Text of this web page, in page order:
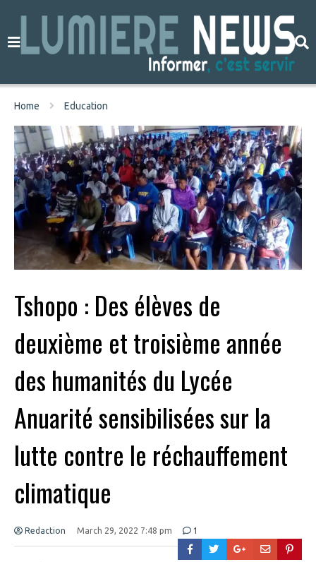
Home Education
Tshopo : Des élèves de
deuxième et troisième année
des humanités du Lycée
Anuarité sensibilisées sur la
lutte contre le réchauffement
climatique
Redaction March 29, 2022 7:48 pm 1